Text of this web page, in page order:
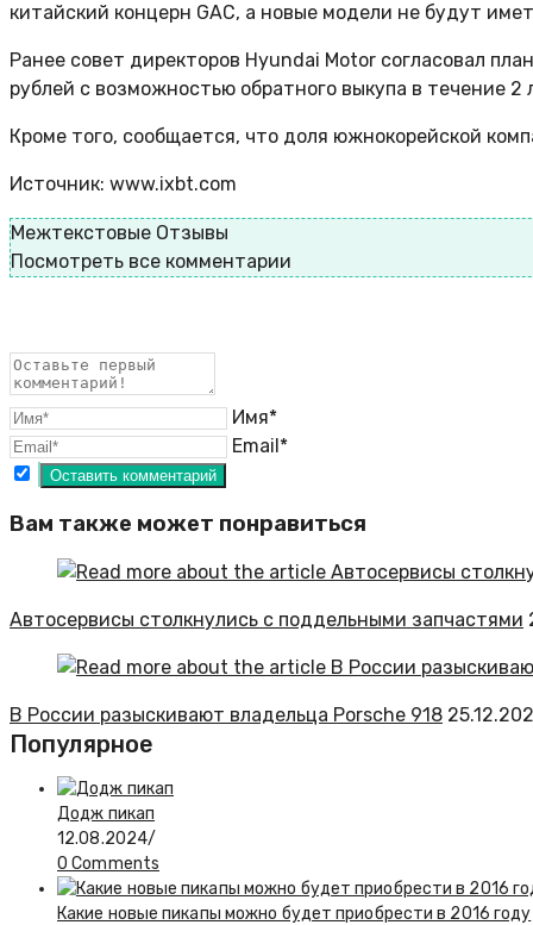
китайский концерн GAC, а новые модели не будут
Ранее совет директоров Hyundai Motor согласовал
рублей с возможностью обратного выкупа в течение 2
Кроме того, сообщается, что доля южнокорейской
Источник: www.ixbt.com
Межтекстовые Отзывы
Посмотреть все комментарии
Имя*
Email*
Вам также может понравиться
Автосервисы столкнулись с поддельными запчастями
В России разыскивают владельца Porsche 918
Популярное
Додж пикап
12.08.2024/
0 Comments
Какие новые пикапы можно будет приобрести в 2016 году